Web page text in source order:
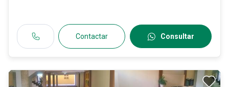
Contactar Consultar